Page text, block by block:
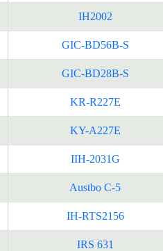
IH2002
GIC-BD56B-S
GIC-BD28B-S
KR-R227E
KY-A227E
IIH-2031G
Austbo C-5
IH-RTS2156
IRS 631